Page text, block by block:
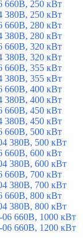
660В, 250 кВт
380В, 250 кВт
660В, 280 кВт
380В, 280 кВт
660В, 320 кВт
380В, 320 кВт
660В, 355 кВт
380В, 355 кВт
660В, 400 кВт
380В, 400 кВт
660В, 450 кВт
380В, 450 кВт
660В, 500 кВт
380В, 500 кВт
660В, 600 кВт
380В, 600 кВт
660В, 700 кВт
380В, 700 кВт
660В, 800 кВт
380В, 800 кВт
660В, 1000 кВт
660В, 1200 кВт